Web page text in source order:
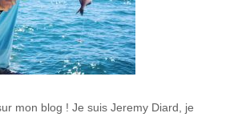
mon blog ! Je suis Jeremy Diard, je